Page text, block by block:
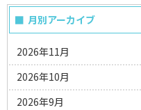
月別アーカイブ
2026年11月
2026年10月
2026年9月